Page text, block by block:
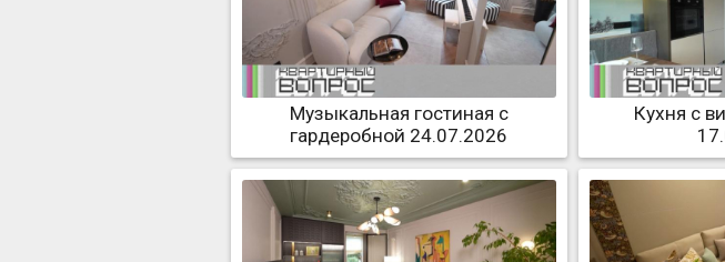
Музыкальная гостиная с
гардеробной 24.07.2026
Кухня с